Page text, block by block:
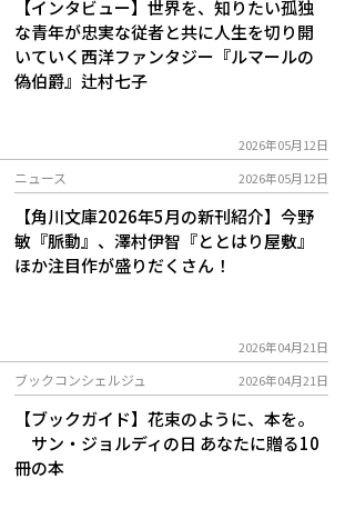
【インタビュー】世界を、知りたい――孤独
な青年が忠実な従者と共に人生を切り開
いていく西洋ファンタジー『ルマールの
偽伯爵』辻村七子
2026年05月12日
ニュース 2026年05月12日
【角川文庫2026年5月の新刊紹介】今野
敏『脈動』、澤村伊智『ととはり屋敷』
ほか注目作が盛りだくさん！
2026年04月21日
ブックコンシェルジュ 2026年04月21日
【ブックガイド】花束のように、本を。
サン・ジョルディの日 あなたに贈る10
冊の本